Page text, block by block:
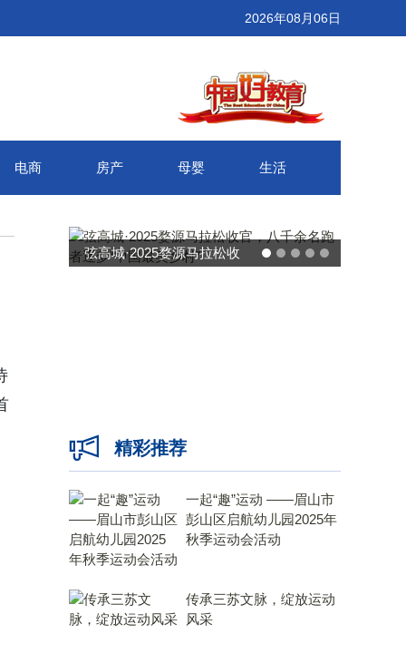
2026年08月06日
电商 房产 母婴 生活
武汉百联奥莱年度感恩季 承
精彩推荐
一起“趣”运动 ——眉山市
彭山区启航幼儿园2025年
秋季运动会活动
传承三苏文脉，绽放运动
风采